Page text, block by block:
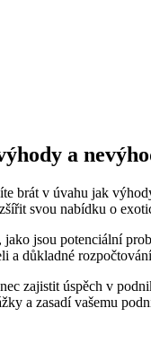
a
brát v úvahu jak
svou nabídku o
jsou potenciální
a důkladné
zajistit úspěch v
a zasadí vašemu